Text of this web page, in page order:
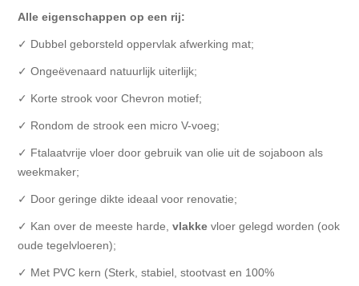
Alle eigenschappen op een rij:
✓ Dubbel geborsteld oppervlak afwerking mat;
✓ Ongeëvenaard natuurlijk uiterlijk;
✓ Korte strook voor Chevron motief;
✓ Rondom de strook een micro V-voeg;
✓ Ftalaatvrije vloer door gebruik van olie uit de sojaboon als
weekmaker;
✓ Door geringe dikte ideaal voor renovatie;
✓ Kan over de meeste harde,vlakke vloer gelegd worden (ook
oude tegelvloeren);
✓ Met PVC kern (Sterk, stabiel, stootvast en 100%